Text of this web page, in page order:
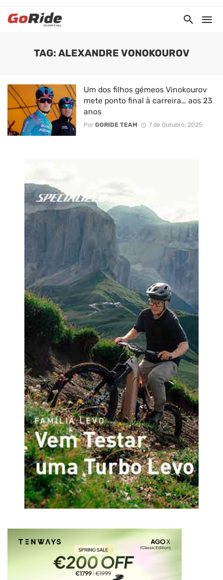
TAG: ALEXANDRE VONOKOUROV
Um dos filhos gémeos Vinokourov
mete ponto final à carreira… aos 23
anos
Por GORIDE TEAM 7 de Outubro, 2025